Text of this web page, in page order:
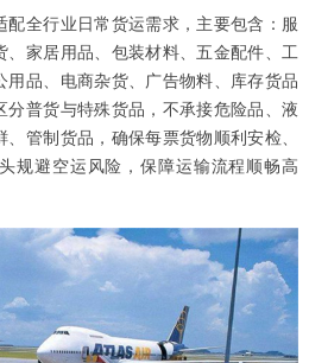
配全行业日常货运需求，主要包含：服
家居用品、包装材料、五金配件、工
用品、电商杂货、广告物料、库存货品
分普货与特殊货品，不承接危险品、液
管制货品，确保每票货物顺利安检、
规避空运风险，保障运输流程顺畅高